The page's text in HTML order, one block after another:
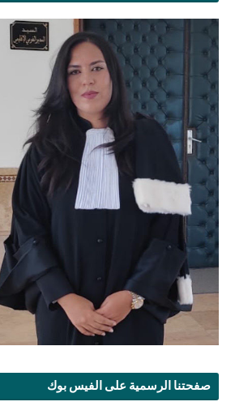
صفحتنا الرسمية على الفيس بوك